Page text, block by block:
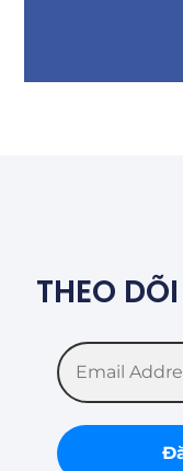
THEO